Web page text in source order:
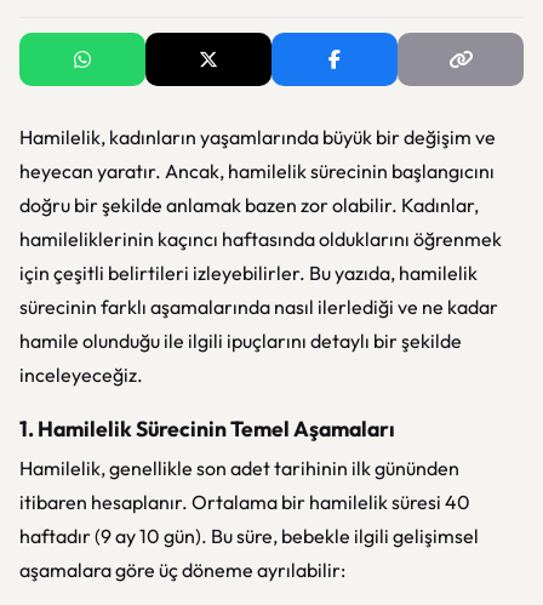
Hamilelik, kadınların yaşamlarında büyük bir değişim ve
heyecan yaratır. Ancak, hamilelik sürecinin başlangıcını
doğru bir şekilde anlamak bazen zor olabilir. Kadınlar,
hamileliklerinin kaçıncı haftasında olduklarını öğrenmek
için çeşitli belirtileri izleyebilirler. Bu yazıda, hamilelik
sürecinin farklı aşamalarında nasıl ilerlediği ve ne kadar
hamile olunduğu ile ilgili ipuçlarını detaylı bir şekilde
inceleyeceğiz.
1. Hamilelik Sürecinin Temel Aşamaları
Hamilelik, genellikle son adet tarihinin ilk gününden
itibaren hesaplanır. Ortalama bir hamilelik süresi 40
haftadır (9 ay 10 gün). Bu süre, bebekle ilgili gelişimsel
aşamalara göre üç döneme ayrılabilir: